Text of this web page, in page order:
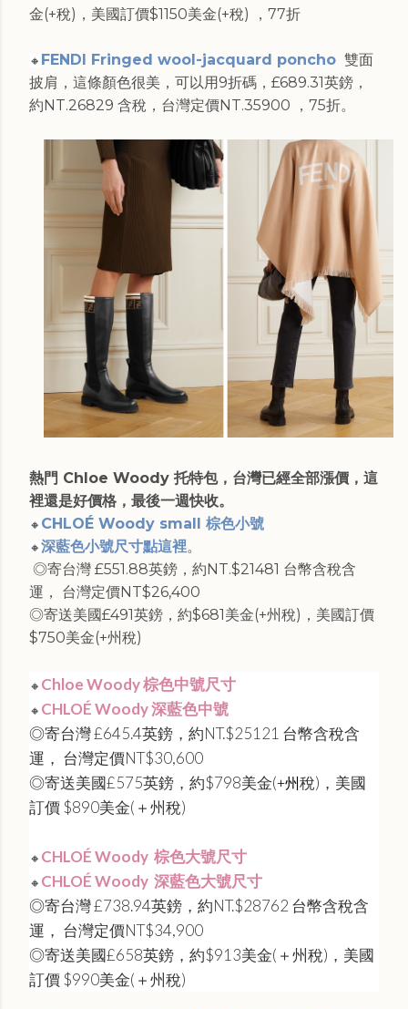
金(+稅)，美國訂價$1150美金(+稅) ，77折
🔸 FENDI Fringed wool-jacquard poncho 雙面
披肩，這條顏色很美，可以用9折碼，£689.31英鎊，
約NT.26829 含稅，台灣定價NT.35900 ，75折。
熱門 Chloe Woody 托特包，台灣已經全部漲價，這
裡還是好價格，最後一週快收。
🔸 CHLOÉ Woody small 棕色小號
🔸 深藍色小號尺寸點這裡。
◎寄台灣 £551.88英鎊，約NT.$21481 台幣含稅含
運， 台灣定價NT$26,400
◎寄送美國£491英鎊，約$681美金(+州稅)，美國訂價
$750美金(+州稅)
🔸 Chloe Woody 棕色中號尺寸
🔸 CHLOÉ Woody 深藍色中號
◎寄台灣 £645.4英鎊，約NT.$25121 台幣含稅含
運， 台灣定價NT$30,600
◎寄送美國£575英鎊，約$798美金(+州稅)，美國
訂價 $890美金(＋州稅)
🔸 CHLOÉ Woody 棕色大號尺寸
🔸 CHLOÉ Woody 深藍色大號尺寸
◎寄台灣 £738.94英鎊，約NT.$28762 台幣含稅含
運， 台灣定價NT$34,900
◎寄送美國£658英鎊，約$913美金(＋州稅)，美國
訂價 $990美金(＋州稅)